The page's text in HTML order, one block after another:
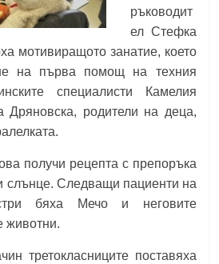
ръководит
ел Стефка
мотивиращото занатие, което
на първа помощ на техния
специалисти Камелия
Дряновска, родители на деца,
получи рецепта с препоръка
слънце. Следващи пациенти на
бяха Мечо и неговите
животни.
третокласниците поставяха